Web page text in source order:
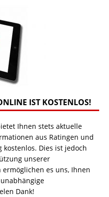
IST KOSTENLOS!
Ihnen stets aktuelle
aus Ratingen und
Dies ist jedoch
unserer
es uns, Ihnen
Dank!